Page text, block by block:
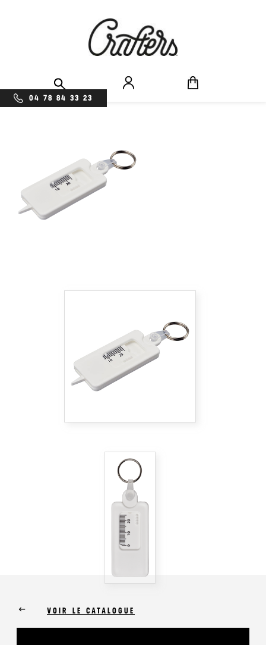
04 78 84 33 23
keyboard_backspace VOIR LE CATALOGUE